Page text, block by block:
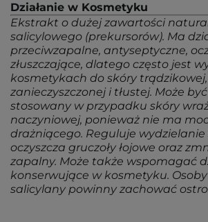
Działanie w Kosmetyku
Ekstrakt o dużej zawartości
salicylowego (prekursorów). Ma
przeciwzapalne, antyseptyczne,
złuszczające, dlatego często jest
kosmetykach do skóry trądzikowej,
zanieczyszczonej i tłustej. Może
stosowany w przypadku skóry
naczyniowej, ponieważ nie ma
drażniącego. Reguluje wydzielanie
oczyszcza gruczoły łojowe oraz
zapalny. Może także wspomagać
konserwujące w kosmetyku.
salicylany powinny zachować